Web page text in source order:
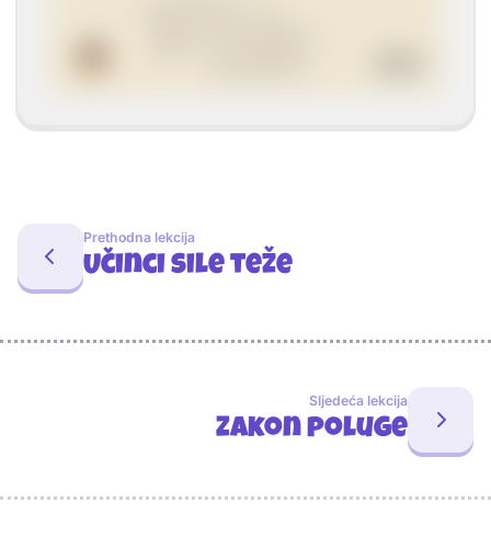
Prethodna lekcija
Učinci sile teže
Sljedeća lekcija
Zakon poluge